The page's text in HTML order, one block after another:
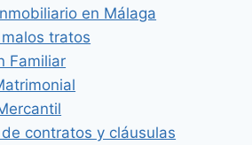
en Málaga
tratos
Familiar
contratos y cláusulas